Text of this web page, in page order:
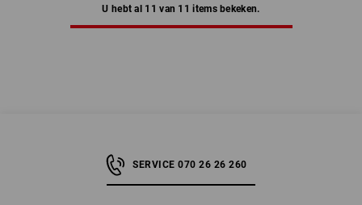
U hebt al 11 van 11 items bekeken.
SERVICE 070 26 26 260